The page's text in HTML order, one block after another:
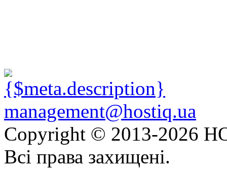
management@hostiq.ua
Copyright © 2013-2026
Всі права захищені.